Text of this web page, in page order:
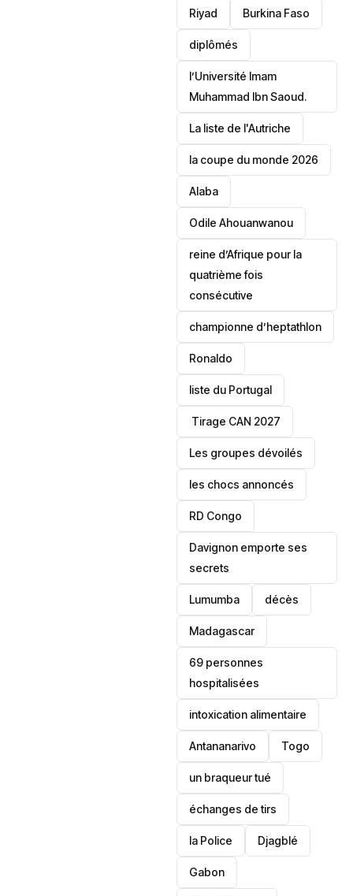
Riyad Burkina Faso
diplômés
l’Université Imam
Muhammad Ibn Saoud.
‎La liste de l'Autriche
la coupe du monde 2026
Alaba
Odile Ahouanwanou
reine d’Afrique pour la
quatrième fois
consécutive
championne d’heptathlon
Ronaldo
liste du Portugal
‎ Tirage CAN 2027
Les groupes dévoilés
les chocs annoncés
‎RD Congo
Davignon emporte ses
secrets
Lumumba décès
‎Madagascar
69 personnes
hospitalisées
intoxication alimentaire
Antananarivo ‎Togo
un braqueur tué
échanges de tirs
la Police Djagblé
Gabon